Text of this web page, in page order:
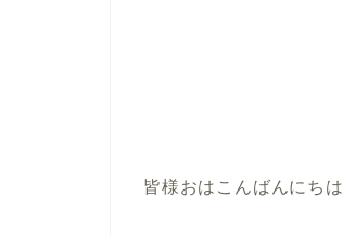
皆様おはこんばんにちは